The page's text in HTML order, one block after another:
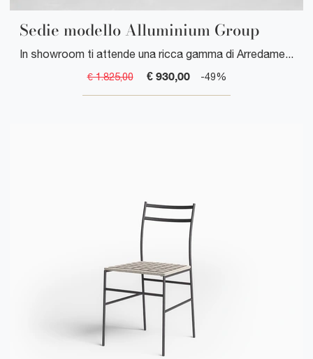
Sedie modello Alluminium Group
In showroom ti attende una ricca gamma di Arredamento Casa dei migliori produttori, tra cui troverai anche differenti Sedie fisse Vitra.
€ 1.825,00 € 930,00 -49%